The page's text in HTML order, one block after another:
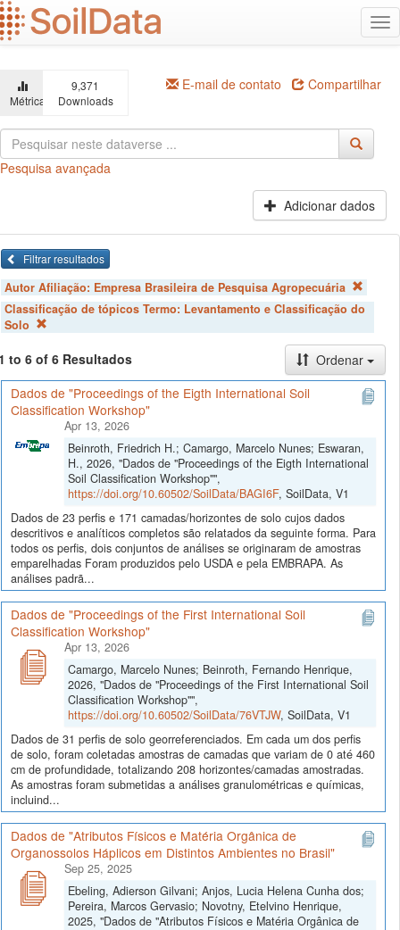
Ir
para
o
principal
Métricas
9,371
Downloads
E-mail de contato Compartilhar
Pesquisa avançada
Adicionar dados
Filtrar resultados
Autor Afiliação: Empresa Brasileira de Pesquisa Agropecuária
Classificação de tópicos Termo: Levantamento e Classificação do
Solo
to 6 of 6 Resultados
Ordenar
Dados de "Proceedings of the Eigth International Soil
Classification Workshop"
Apr 13, 2026
Beinroth, Friedrich H.; Camargo, Marcelo Nunes; Eswaran,
H., 2026, "Dados de "Proceedings of the Eigth International
Soil Classification Workshop"",
https://doi.org/10.60502/SoilData/BAGI6F, SoilData, V1
Dados de 23 perfis e 171 camadas/horizontes de solo cujos dados
descritivos e analíticos completos são relatados da seguinte forma. Para
todos os perfis, dois conjuntos de análises se originaram de amostras
emparelhadas Foram produzidos pelo USDA e pela EMBRAPA. As
análises padrã...
Dados de "Proceedings of the First International Soil
Classification Workshop"
Apr 13, 2026
Camargo, Marcelo Nunes; Beinroth, Fernando Henrique,
2026, "Dados de "Proceedings of the First International Soil
Classification Workshop"",
https://doi.org/10.60502/SoilData/76VTJW, SoilData, V1
Dados de 31 perfis de solo georreferenciados. Em cada um dos perfis
de solo, foram coletadas amostras de camadas que variam de 0 até 460
cm de profundidade, totalizando 208 horizontes/camadas amostradas.
As amostras foram submetidas a análises granulométricas e químicas,
incluind...
Dados de "Atributos Físicos e Matéria Orgânica de
Organossolos Háplicos em Distintos Ambientes no Brasil"
Sep 25, 2025
Ebeling, Adierson Gilvani; Anjos, Lucia Helena Cunha dos;
Pereira, Marcos Gervasio; Novotny, Etelvino Henrique,
2025, "Dados de "Atributos Físicos e Matéria Orgânica de